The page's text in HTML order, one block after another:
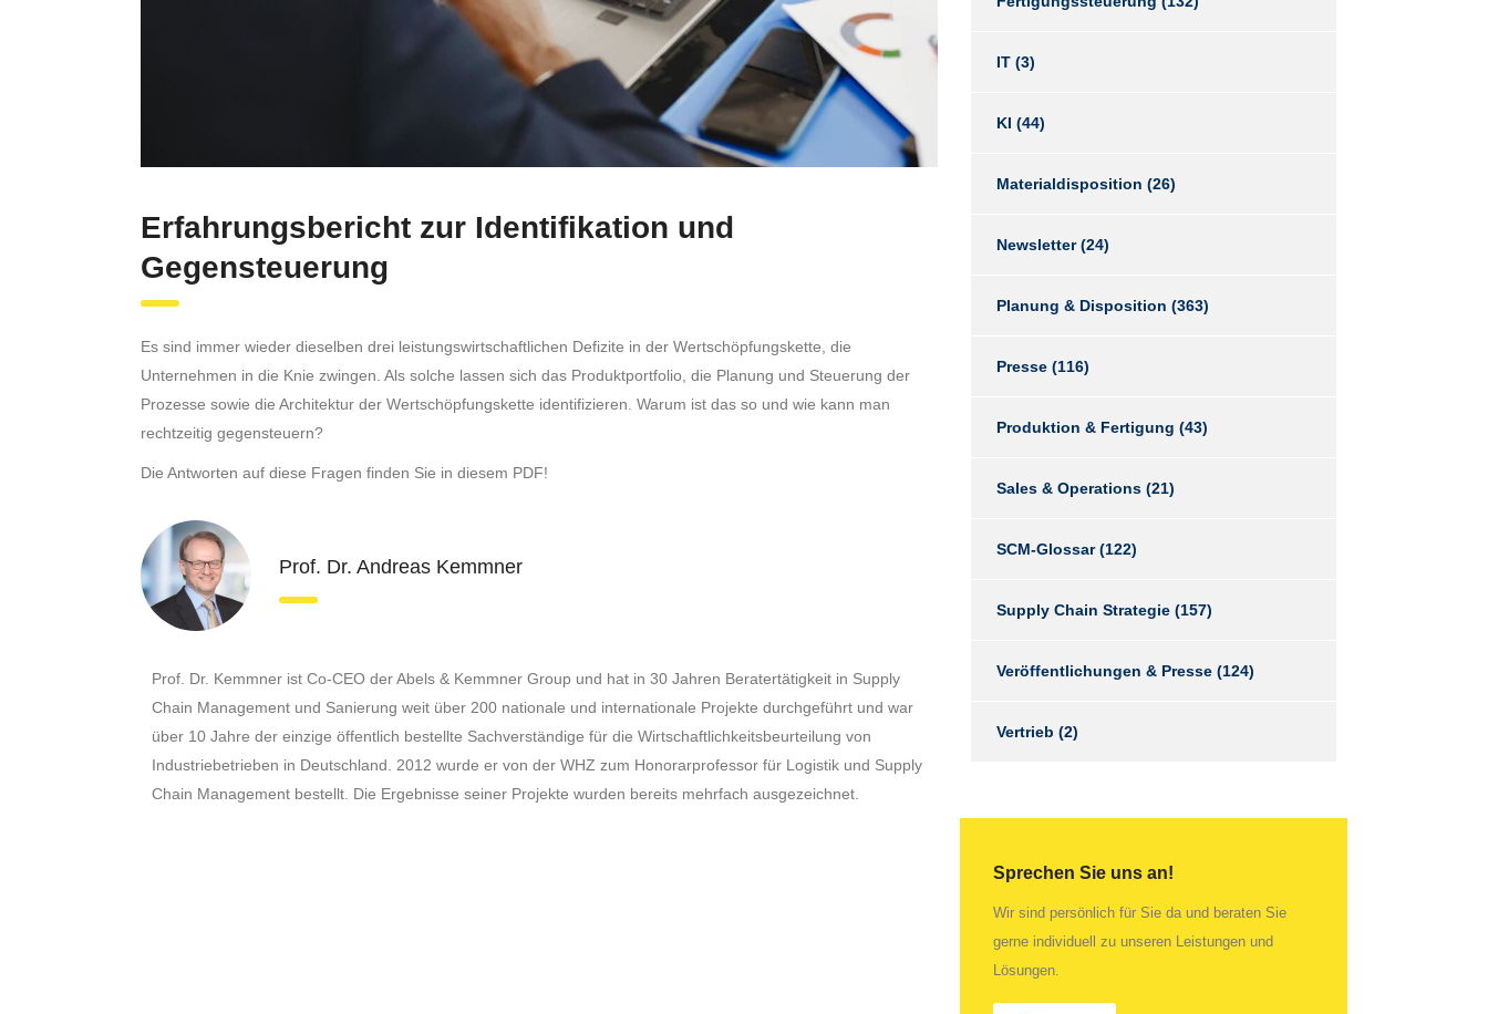
Erfahrungsbericht zur Identifikation und
Gegensteuerung
Es sind immer wieder dieselben drei leistungswirtschaftlichen Defizite in der Wertschöpfungskette, die
Unternehmen in die Knie zwingen. Als solche lassen sich das Produktportfolio, die Planung und Steuerung der
Prozesse sowie die Architektur der Wertschöpfungskette identifizieren. Warum ist das so und wie kann man
rechtzeitig gegensteuern?
Die Antworten auf diese Fragen finden Sie in diesem PDF!
Prof. Dr. Andreas Kemmner
Prof. Dr. Kemmner ist Co-CEO der Abels & Kemmner Group und hat in 30 Jahren Beratertätigkeit in Supply
Chain Management und Sanierung weit über 200 nationale und internationale Projekte durchgeführt und war
über 10 Jahre der einzige öffentlich bestellte Sachverständige für die Wirtschaftlichkeitsbeurteilung von
Industriebetrieben in Deutschland. 2012 wurde er von der WHZ zum Honorarprofessor für Logistik und Supply
Chain Management bestellt. Die Ergebnisse seiner Projekte wurden bereits mehrfach ausgezeichnet.
IT(3)
KI (44)
Materialdisposition (26)
Newsletter(24)
Planung & Disposition (363)
Presse(116)
Produktion & Fertigung (43)
Sales & Operations(21)
SCM-Glossar(122)
Supply Chain Strategie(157)
Veröffentlichungen & Presse(124)
Vertrieb (2)
Sprechen Sie uns an!
Wir sind persönlich für Sie da und beraten Sie
gerne individuell zu unseren Leistungen und
Lösungen.